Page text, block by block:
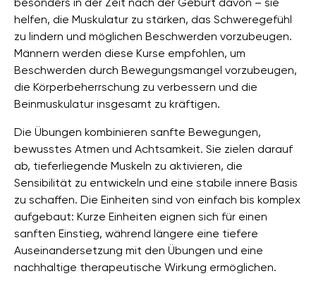
helfen, die Muskulatur zu stärken, das Schweregefühl
zu lindern und möglichen Beschwerden vorzubeugen.
Männern werden diese Kurse empfohlen, um
Beschwerden durch Bewegungsmangel vorzubeugen,
die Körperbeherrschung zu verbessern und die
Beinmuskulatur insgesamt zu kräftigen.
Die Übungen kombinieren sanfte Bewegungen,
bewusstes Atmen und Achtsamkeit. Sie zielen darauf
ab, tieferliegende Muskeln zu aktivieren, die
Sensibilität zu entwickeln und eine stabile innere Basis
zu schaffen. Die Einheiten sind von einfach bis komplex
aufgebaut: Kurze Einheiten eignen sich für einen
sanften Einstieg, während längere eine tiefere
Auseinandersetzung mit den Übungen und eine
nachhaltige therapeutische Wirkung ermöglichen.